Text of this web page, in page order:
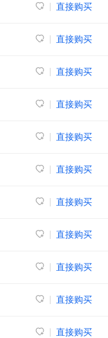
直接购买
直接购买
直接购买
直接购买
直接购买
直接购买
直接购买
直接购买
直接购买
直接购买
直接购买